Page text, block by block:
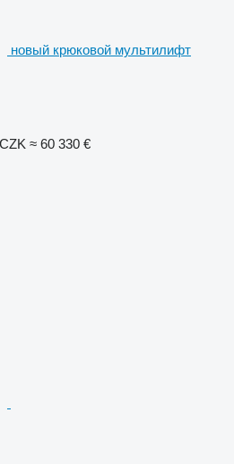
новый крюковой мультилифт
≈ 60 330 €